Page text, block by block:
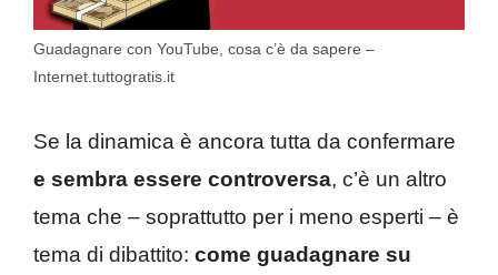
Guadagnare con YouTube, cosa c’è da sapere –
Internet.tuttogratis.it
Se la dinamica è ancora tutta da confermare
e sembra essere controversa, c’è un altro
tema che – soprattutto per i meno esperti – è
tema di dibattito: come guadagnare su